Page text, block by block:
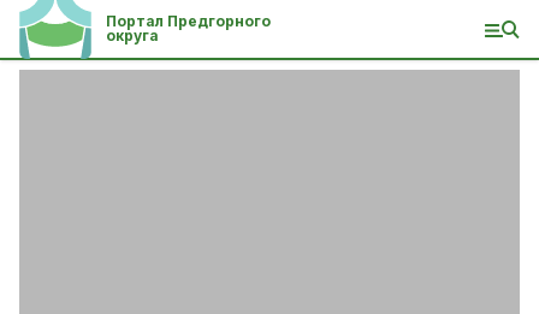
Портал Предгорного
округа